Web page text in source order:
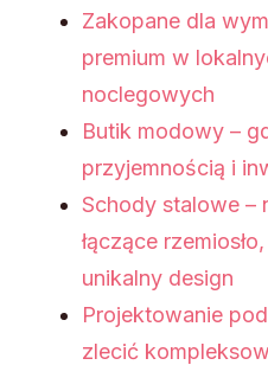
Zakopane dla
premium w
noclegowych
Butik modowy –
przyjemnością i
Schody stalowe –
łączące
unikalny design
Projektowanie
zlecić